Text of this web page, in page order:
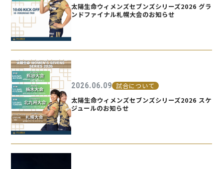
太陽生命ウィメンズセブンズシリーズ2026 グラ
ンドファイナル札幌大会のお知らせ
2026.06.09 試合について
太陽生命ウィメンズセブンズシリーズ2026 スケ
ジュールのお知らせ